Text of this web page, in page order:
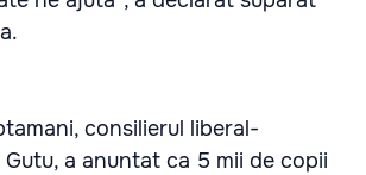
consilierul liberal-
a anuntat ca 5 mii de copii